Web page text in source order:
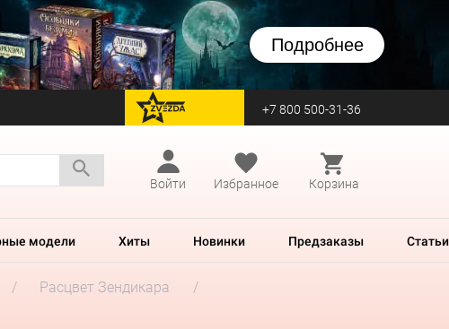
Подробнее
перейти на Zvezda +7 800 500-31-36
Войти
Избранное Корзина
модели Хиты Новинки Предзаказы Статьи
Расцвет Зендикара